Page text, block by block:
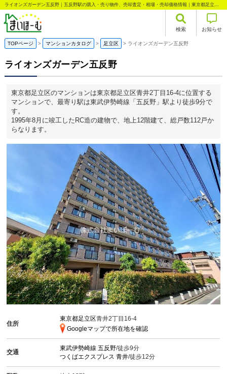
ライオンズガーデン五反野｜五反野駅の購入・売り物件、売却査定・相場・売却価格情報｜東京都足立区青井2丁目のマンション情報｜まいほーむ
検索 お知らせ
TOPページ マンションカタログ 足立区 ライオンズガーデン五反野
ライオンズガーデン五反野
東京都足立区のマンションは東京都足立区青井2丁目16-4に位置する
マンションで、最寄り駅は東武伊勢崎線「五反野」駅より徒歩9分で
す。
1995年8月に竣工したRC造の建物で、地上12階建て、総戸数112戸か
らなります。
住所
東京都足立区青井2丁目16-4
Googleマップで所在地を確認
交通
東武伊勢崎線五反野/徒歩9分
つくばエクスプレス青井/徒歩12分